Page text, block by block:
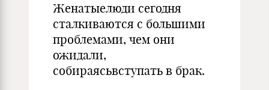
Женатыелюди сегодня
сталкиваются с большими
проблемами, чем они
ожидали,
собираясьвступать в брак.